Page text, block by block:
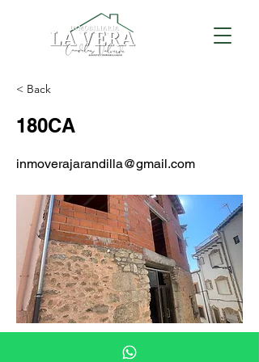
< Back
180CA
inmoverajarandilla@gmail.com